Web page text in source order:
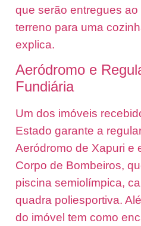
que serão entregues
terreno para uma
explica.
Aeródromo e
Fundiária
Um dos imóveis
Estado garante a
Aeródromo de Xapuri e
Corpo de Bombeiros,
piscina semiolímpica,
quadra poliesportiva.
do imóvel tem como